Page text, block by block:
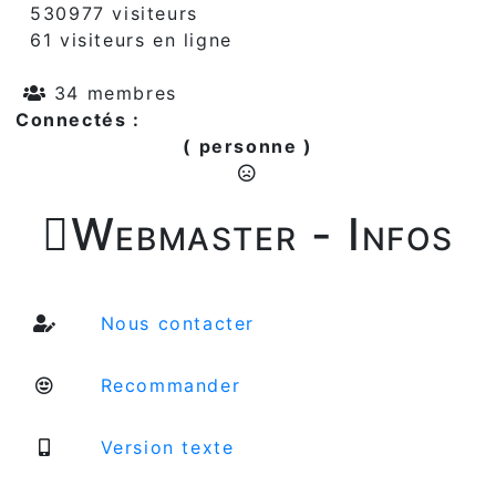
530977 visiteurs
61 visiteurs en ligne
34 membres
Connectés :
( personne )
Webmaster - Infos
Nous contacter
Recommander
Version texte